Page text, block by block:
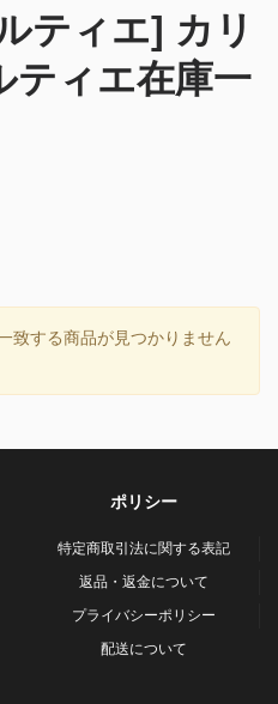
ティエ] カリ
ティエ在庫一
致する商品が見つかりません
ポリシー
特定商取引法に関する表記
返品・返金について
プライバシーポリシー
配送について